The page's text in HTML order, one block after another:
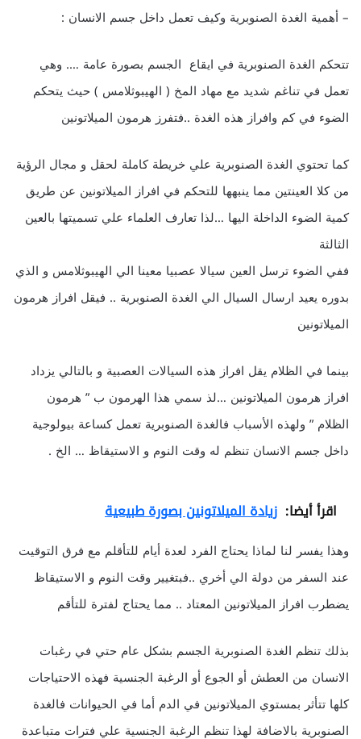
– أهمية الغدة الصنوبرية وكيف تعمل داخل جسم الانسان :
تتحكم الغدة الصنوبرية في ايقاع الجسم بصورة عامة …. وهي
تعمل في تناغم شديد مع مهاد المخ ( الهيبوثلامس ) حيث يتحكم
الضوء في كم وافراز هذه الغدة ..فتفرز هرمون الميلاتونين
كما تحتوي الغدة الصنوبرية علي خريطة كاملة لحقل و مجال الرؤية
من كلا العينتين مما ينبهها للتحكم في افراز الميلاتونين عن طريق
كمية الضوء الداخلة اليها …لذا تعارف العلماء علي تسميتها بالعين
الثالثة
ففي الضوء ترسل العين سيالا عصبيا معينا الي الهيبوثلامس و الذي
بدوره يعيد ارسال السيال الي الغدة الصنوبرية .. فيقل افراز هرمون
الميلاتونين
بينما في الظلام يقل افراز هذه السيالات العصبية و بالتالي يزداد
افراز هرمون الميلاتونين …لذ سمي هذا الهرمون ب ” هرمون
الظلام ” ولهذه الأسباب فالغدة الصنوبرية تعمل كساعة بيولوجية
داخل جسم الانسان تنظم له وقت النوم و الاستيقاظ … الخ .
اقرأ أيضا: زيادة الميلاتونين بصورة طبيعية
وهذا يفسر لنا لماذا يحتاج الفرد لعدة أيام للتأقلم مع فرق التوقيت
عند السفر من دولة الي أخري ..فبتغيير وقت النوم و الاستيقاظ
يضطرب افراز الميلاتونين المعتاد .. مما يحتاج لفترة للتأقم
بذلك تنظم الغدة الصنوبرية الجسم بشكل عام حتي في رغبات
الانسان من العطش أو الجوع أو الرغبة الجنسية فهذه الاحتياجات
كلها تتأثر بمستوي الميلاتونين في الدم أما في الحيوانات فالغدة
الصنوبرية بالاضافة لهذا تنظم الرغبة الجنسية علي فترات متباعدة